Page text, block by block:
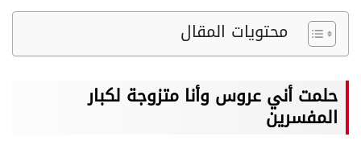
محتويات المقال
حلمت أني عروس وأنا متزوجة لكبار
المفسرين